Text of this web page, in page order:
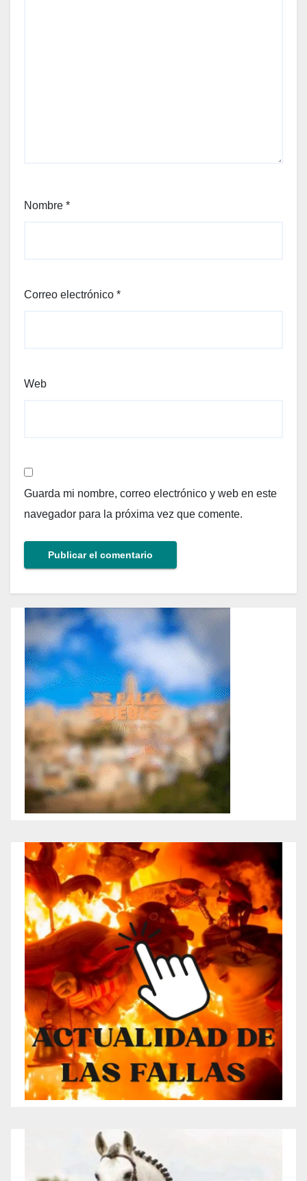
Nombre *
Correo electrónico *
Web
Guarda mi nombre, correo electrónico y web en este
navegador para la próxima vez que comente.